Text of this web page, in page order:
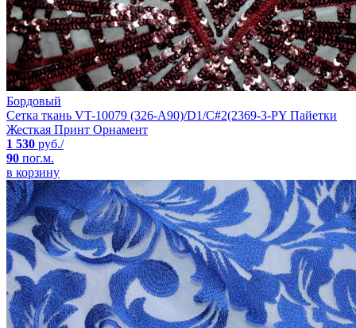
Бордовый
Сетка ткань VT-10079 (326-A90)/D1/C#2(2369-3-PY Пайетки
Жесткая Принт Орнамент
1 530 руб./
90 пог.м.
в корзину